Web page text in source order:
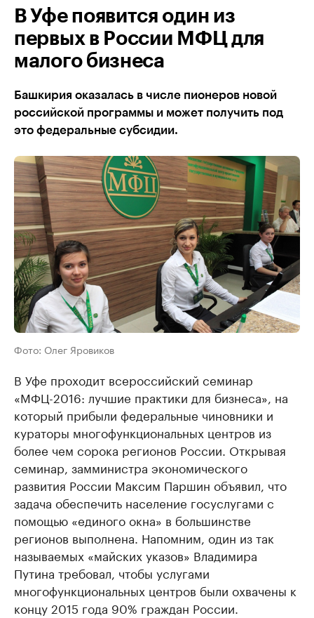
В Уфе появится один из
первых в России МФЦ для
малого бизнеса
Башкирия оказалась в числе пионеров новой
российской программы и может получить под
это федеральные субсидии.
Фото: Олег Яровиков
В Уфе проходит всероссийский семинар
«МФЦ-2016: лучшие практики для бизнеса», на
который прибыли федеральные чиновники и
кураторы многофункциональных центров из
более чем сорока регионов России. Открывая
семинар, замминистра экономического
развития России Максим Паршин объявил, что
задача обеспечить население госуслугами с
помощью «единого окна» в большинстве
регионов выполнена. Напомним, один из так
называемых «майских указов» Владимира
Путина требовал, чтобы услугами
многофункциональных центров были охвачены к
концу 2015 года 90% граждан России.